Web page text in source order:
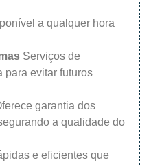
a qualquer hora
Serviços de
para evitar futuros
garantia dos
a qualidade do
e eficientes que